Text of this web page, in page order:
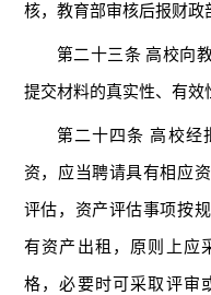
核，教育部审核后报财政
第二十三条 高校向
提交材料的真实性、有效
第二十四条 高校经
资，应当聘请具有相应
评估，资产评估事项按
有资产出租，原则上应
格，必要时可采取评审